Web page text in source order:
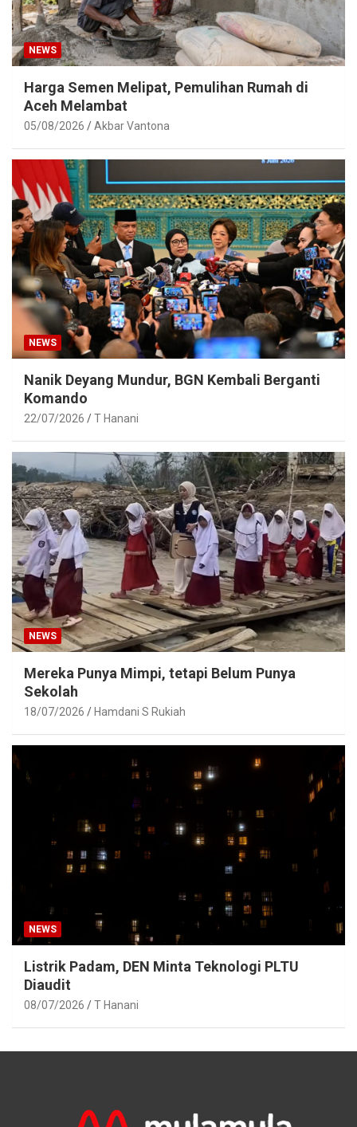
NEWS
Harga Semen Melipat, Pemulihan Rumah di
Aceh Melambat
05/08/2026 Akbar Vantona
NEWS
Nanik Deyang Mundur, BGN Kembali Berganti
Komando
22/07/2026 T Hanani
NEWS
Mereka Punya Mimpi, tetapi Belum Punya
Sekolah
18/07/2026 Hamdani S Rukiah
NEWS
Listrik Padam, DEN Minta Teknologi PLTU
Diaudit
08/07/2026 T Hanani